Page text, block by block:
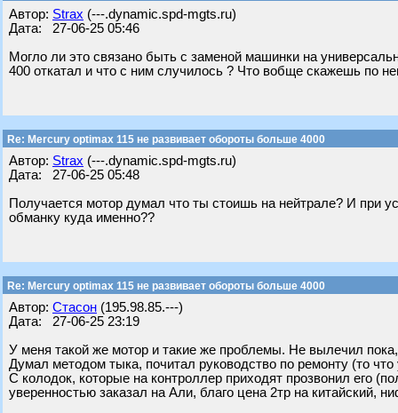
Автор: Strax (---.dynamic.spd-mgts.ru)
Дата: 27-06-25 05:46
Могло ли это связано быть с заменой машинки на
400 откатал и что с ним случилось ? Что вобще скажешь по
Re: Mercury optimax 115 не развивает обороты больше 4000
Автор: Strax (---.dynamic.spd-mgts.ru)
Дата: 27-06-25 05:48
Получается мотор думал что ты стоишь на нейтрале? И при
обманку куда именно??
Re: Mercury optimax 115 не развивает обороты больше 4000
Автор: Стасон (195.98.85.---)
Дата: 27-06-25 23:19
У меня такой же мотор и такие же проблемы. Не вылечил пока,
Думал методом тыка, почитал руководство по ремонту (то
С колодок, которые на контроллер приходят прозвонил его
уверенностью заказал на Али, благо цена 2тр на китайский,